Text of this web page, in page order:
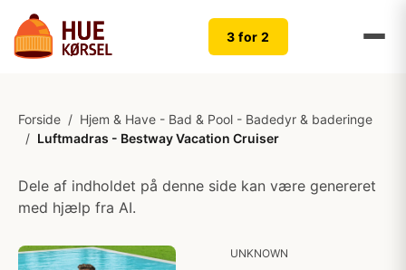
3 for 2
Forside / Hjem & Have - Bad & Pool - Badedyr & baderinge
/ Luftmadras - Bestway Vacation Cruiser
Dele af indholdet på denne side kan være genereret
med hjælp fra AI.
UNKNOWN